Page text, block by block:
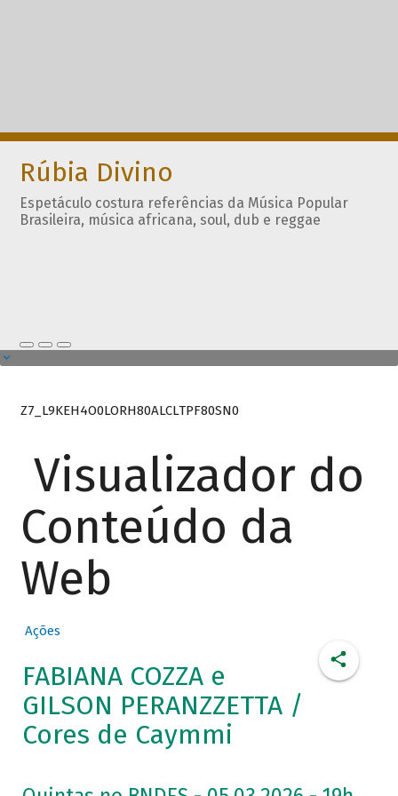
Rúbia Divino
Espetáculo costura referências da Música Popular
Brasileira, música africana, soul, dub e reggae
Z7_L9KEH4O0LORH80ALCLTPF80SN0
Visualizador do
Conteúdo da
Web
Ações
FABIANA COZZA e
GILSON PERANZZETTA /
Cores de Caymmi